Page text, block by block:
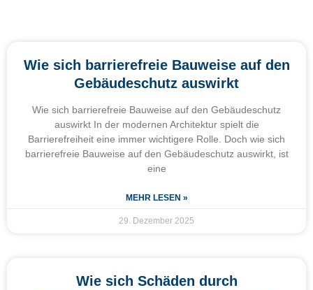
Wie sich barrierefreie Bauweise auf den
Gebäudeschutz auswirkt
Wie sich barrierefreie Bauweise auf den Gebäudeschutz
auswirkt In der modernen Architektur spielt die
Barrierefreiheit eine immer wichtigere Rolle. Doch wie sich
barrierefreie Bauweise auf den Gebäudeschutz auswirkt, ist
eine
MEHR LESEN »
29. Dezember 2025
Wie sich Schäden durch